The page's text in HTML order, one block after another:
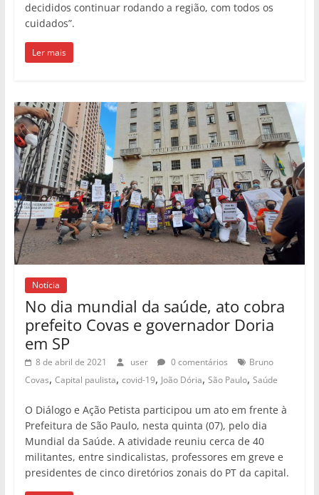
decididos continuar rodando a região, com todos os
cuidados”.
Ler mais
Notícia
No dia mundial da saúde, ato cobra
prefeito Covas e governador Doria
em SP
8 de abril de 2021 user 0 comentários
Bruno
Covas, Capital paulista, covid-19, João Dória, São Paulo, Saúde
O Diálogo e Ação Petista participou um ato em frente à
Prefeitura de São Paulo, nesta quinta (07), pelo dia
Mundial da Saúde. A atividade reuniu cerca de 40
militantes, entre sindicalistas, professores em greve e
presidentes de cinco diretórios zonais do PT da capital.